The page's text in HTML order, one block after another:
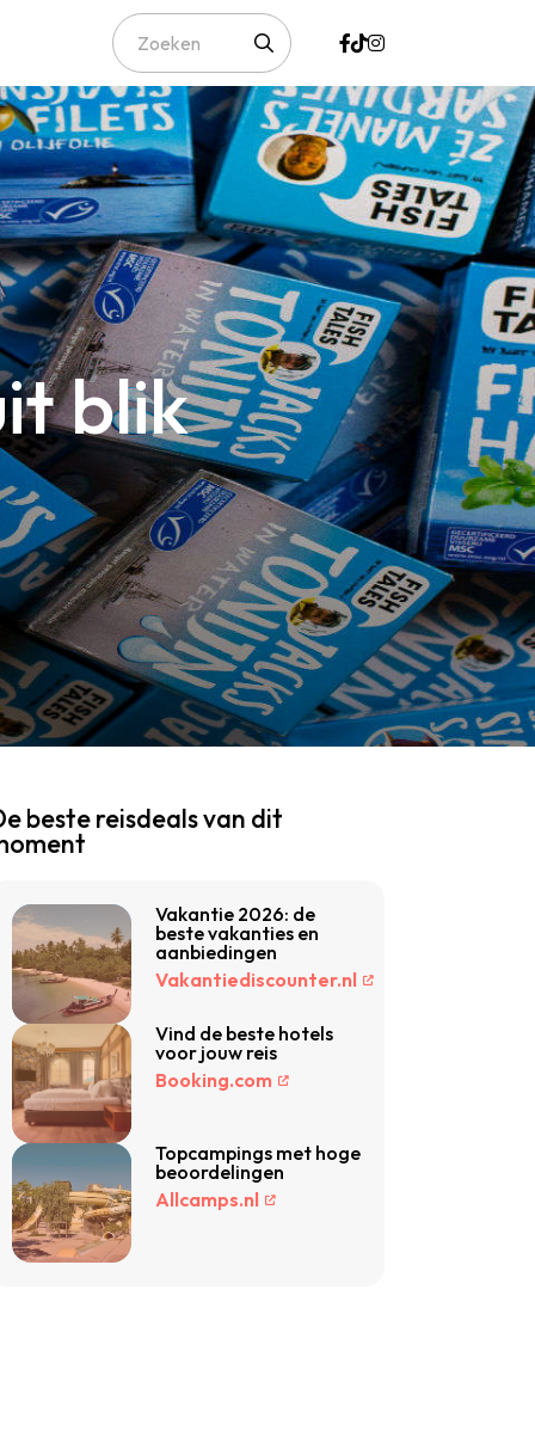
blik
beste reisdeals van dit
Vakantie 2026: de
beste vakanties en
aanbiedingen
Vakantiediscounter.nl
Vind de beste hotels
voor jouw reis
Booking.com
Topcampings met hoge
beoordelingen
Allcamps.nl